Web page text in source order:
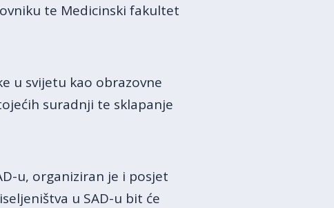
te Medicinski fakultet
u svijetu kao obrazovne
suradnji te sklapanje
u, organiziran je i posjet
u SAD-u bit će